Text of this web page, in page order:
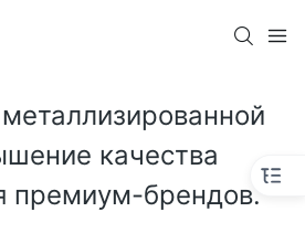
качества
премиум-брендов.